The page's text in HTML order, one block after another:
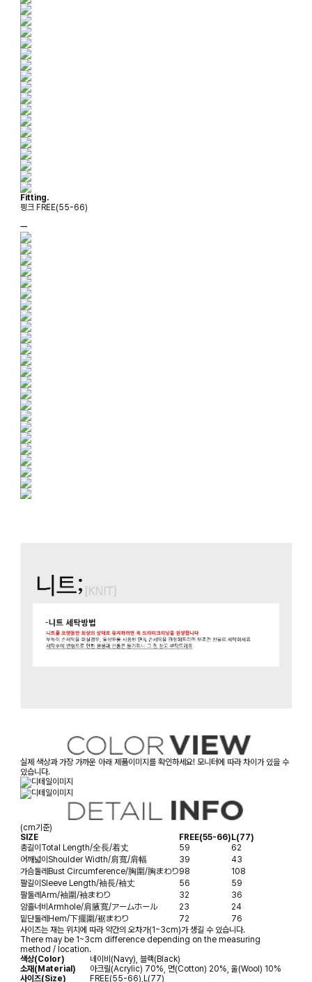
Fitting.
핑크 FREE(55-66)
ㅡ
실제 색상과 가장 가까운 아래 제품이미지를 확인하세요! 모니터에 따라 차이가 있을 수
있습니다.
(cm기준)
SIZE
FREE(55-66) L(77)
총길이 Total Length/全長/着丈 59
62
어깨넓이 Shoulder Width/肩寬/肩幅 39
43
가슴둘레 Bust Circumference/胸圍/胸まわり98
108
팔길이 Sleeve Length/袖長/袖丈 56
59
팔둘레 Arm/袖圍/袖まわり 32
36
암홀너비 Armhole/肩腋寬/アームホール 23
24
밑단둘레 Hem/下擺圍/裾まわり 72
76
사이즈는 재는 위치에 따라 약간의 오차가(1~3cm)가 생길 수 있습니다.
There may be 1~3cm difference depending on the measuring
method / location.
색상(Color)
네이비(Navy), 블랙(Black)
소재(Material)
아크릴(Acrylic) 70%, 면(Cotton) 20%, 울(Wool) 10%
사이즈(Size)
FREE(55-66),L(77)